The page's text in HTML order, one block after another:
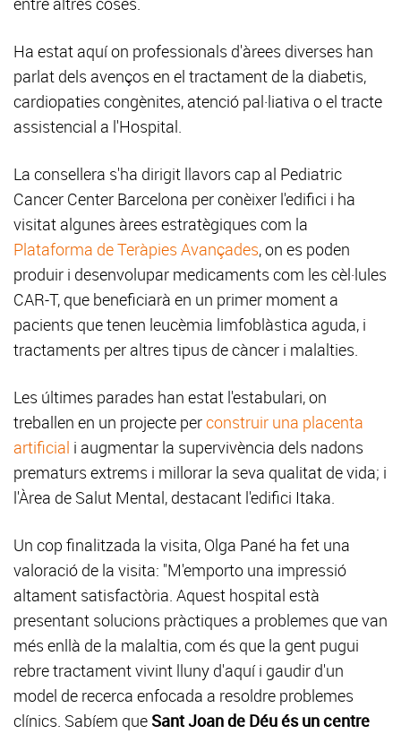
Ha estat aquí on professionals d'àrees diverses han
parlat dels avenços en el tractament de la diabetis,
cardiopaties congènites, atenció pal·liativa o el tracte
assistencial a l'Hospital.
La consellera s'ha dirigit llavors cap al Pediatric
Cancer Center Barcelona per conèixer l'edifici i ha
visitat algunes àrees estratègiques com la
Plataforma de Teràpies Avançades, on es poden
produir i desenvolupar medicaments com les cèl·lules
CAR-T, que beneficiarà en un primer moment a
pacients que tenen leucèmia limfoblàstica aguda, i
tractaments per altres tipus de càncer i malalties.
Les últimes parades han estat l'estabulari, on
treballen en un projecte perconstruir una placenta
artificial i augmentar la supervivència dels nadons
prematurs extrems i millorar la seva qualitat de vida; i
l'Àrea de Salut Mental, destacant l'edifici Itaka.
Un cop finalitzada la visita, Olga Pané ha fet una
valoració de la visita: "M'emporto una impressió
altament satisfactòria. Aquest hospital està
presentant solucions pràctiques a problemes que van
més enllà de la malaltia, com és que la gent pugui
rebre tractament vivint lluny d'aquí i gaudir d'un
model de recerca enfocada a resoldre problemes
clínics. Sabíem que Sant Joan de Déu és un centre